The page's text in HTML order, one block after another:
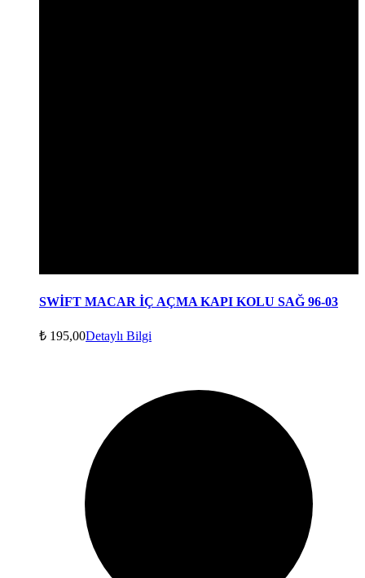
SWİFT MACAR İÇ AÇMA KAPI KOLU SAĞ 96-03
₺ 195,00Detaylı Bilgi